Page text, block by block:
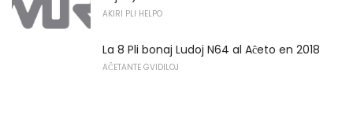
AKIRI PLI HELPO
La 8 Pli bonaj Ludoj N64 al Aĉeto en 2018
AĈETANTE GVIDILOJ